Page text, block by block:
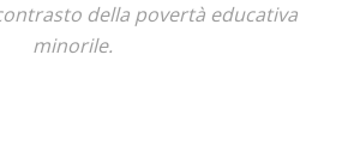
della povertà educativa
minorile.